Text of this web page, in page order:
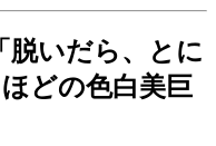
脱いだら、とに
どの色白美巨